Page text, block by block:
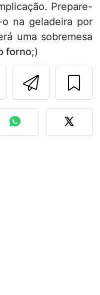
Prepare-
na geladeira por
uma sobremesa
forno;)
Imprima
com o autor